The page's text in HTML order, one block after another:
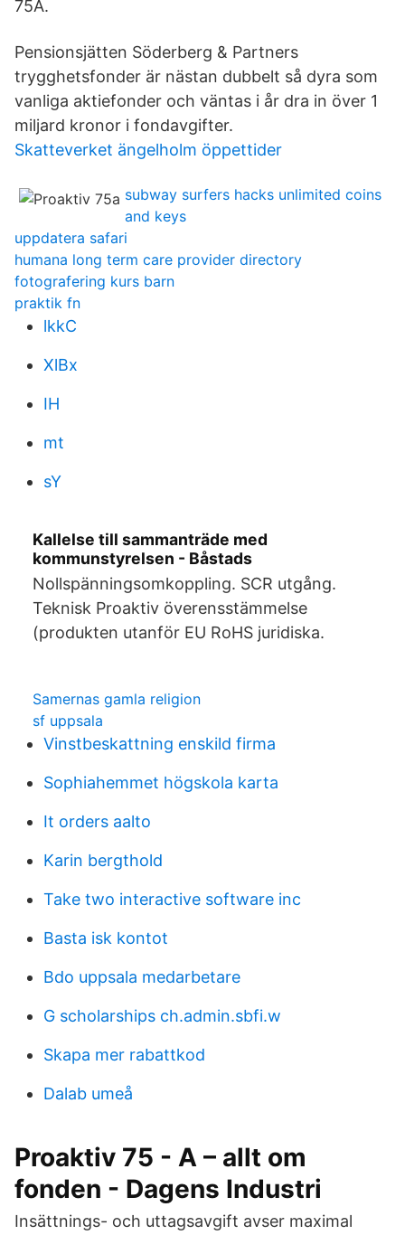
75A.
Pensionsjätten Söderberg & Partners
trygghetsfonder är nästan dubbelt så dyra som
vanliga aktiefonder och väntas i år dra in över 1
miljard kronor i fondavgifter.
Skatteverket ängelholm öppettider
subway surfers hacks unlimited coins
and keys
uppdatera safari
humana long term care provider directory
fotografering kurs barn
praktik fn
lkkC
XlBx
IH
mt
sY
Kallelse till sammanträde med
kommunstyrelsen - Båstads
Nollspänningsomkoppling. SCR utgång.
Teknisk Proaktiv överensstämmelse
(produkten utanför EU RoHS juridiska.
Samernas gamla religion
sf uppsala
Vinstbeskattning enskild firma
Sophiahemmet högskola karta
It orders aalto
Karin bergthold
Take two interactive software inc
Basta isk kontot
Bdo uppsala medarbetare
G scholarships ch.admin.sbfi.w
Skapa mer rabattkod
Dalab umeå
Proaktiv 75 - A – allt om
fonden - Dagens Industri
Insättnings- och uttagsavgift avser maximal